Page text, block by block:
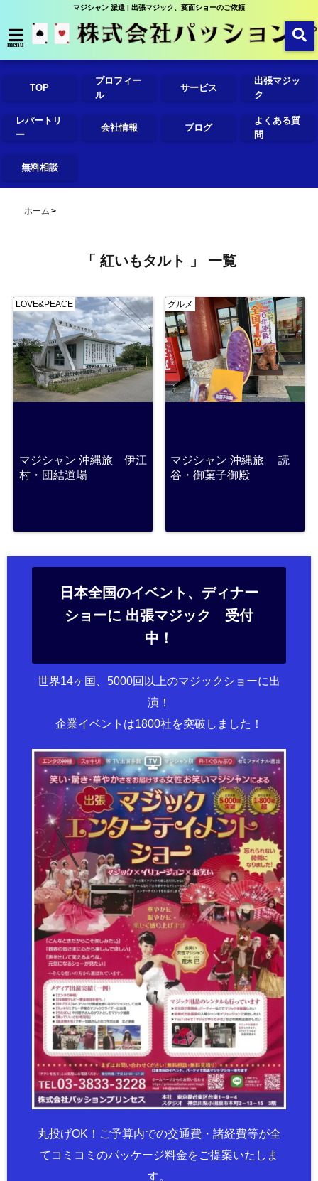
マジシャン 派遣 | 出張マジック、変面ショーのご依頼
menu
TOP
プロフィー
ル
サービス
出張マジッ
ク
レパートリ
ー
会社情報 ブログ
よくある質
問
無料相談
ホーム
「 紅いもタルト 」 一覧
LOVE&PEACE
マジシャン 沖縄旅 伊江
村・団結道場
グルメ
マジシャン 沖縄旅 読
谷・御菓子御殿
日本全国のイベント、ディナー
ショーに 出張マジック 受付
中！
世界14ヶ国、5000回以上のマジックショーに出
演！
企業イベントは1800社を突破しました！
丸投げOK！ご予算内での交通費・諸経費等が全
てコミコミのパッケージ料金をご提案いたしま
す。